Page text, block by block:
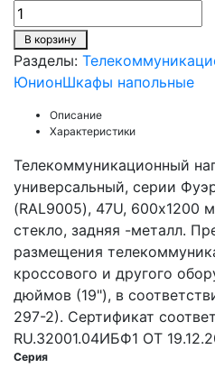
В корзину
Разделы:
ЮнионШкафы напольные
Описание
Характеристики
Телекоммуникационный
универсальный, серии
(RAL9005), 47U, 600х1200
стекло, задняя -металл.
размещения
кроссового и другого
дюймов (19"), в
297-2). Сертификат
RU.32001.04ИБФ1 ОТ
Серия